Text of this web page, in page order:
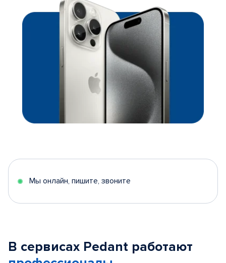
Мы онлайн, пишите, звоните
В сервисах Pedant работают